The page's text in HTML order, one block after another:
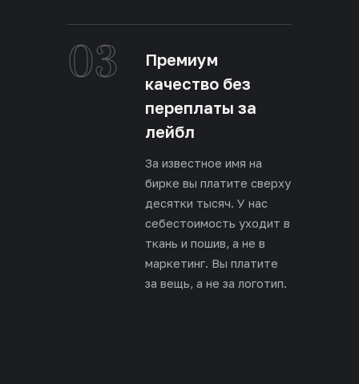
03
Премиум
качество без
переплаты за
лейбл
За известное имя на
бирке вы платите сверху
десятки тысяч. У нас
себестоимость уходит в
ткань и пошив, а не в
маркетинг. Вы платите
за вещь, а не за логотип.